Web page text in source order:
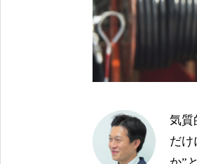
気質
だけ